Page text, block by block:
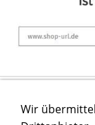
Wir